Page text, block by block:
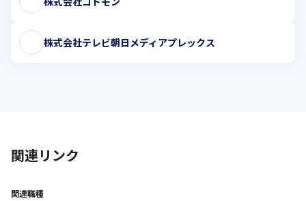
株式会社テレビ朝日メディアプレックス
関連リンク
関連職種